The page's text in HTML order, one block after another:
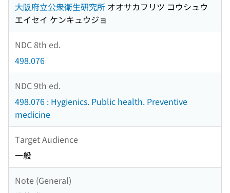
大阪府立公衆衛生研究所 オオサカフリツ コウシュウ
エイセイ ケンキュウジョ
NDC 8th ed.
498.076
NDC 9th ed.
498.076 : Hygienics. Public health. Preventive
medicine
Target Audience
一般
Note (General)